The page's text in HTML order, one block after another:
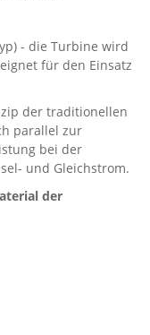
- die Turbine wird
für den Einsatz
der traditionellen
parallel zur
bei der
und Gleichstrom.
der